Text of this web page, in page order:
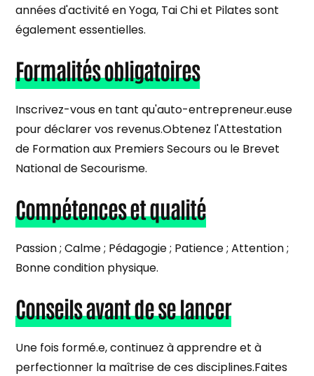
années d'activité en Yoga, Tai Chi et Pilates sont
également essentielles.
Formalités obligatoires
Inscrivez-vous en tant qu'auto-entrepreneur.euse
pour déclarer vos revenus.Obtenez l'Attestation
de Formation aux Premiers Secours ou le Brevet
National de Secourisme.
Compétences et qualité
Passion ; Calme ; Pédagogie ; Patience ; Attention ;
Bonne condition physique.
Conseils avant de se lancer
Une fois formé.e, continuez à apprendre et à
perfectionner la maîtrise de ces disciplines.Faites